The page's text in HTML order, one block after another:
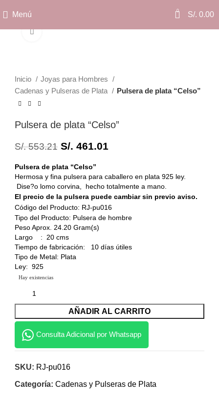
Menú 0 S/. 0.00
Clic para ampliar
Inicio
Joyas para Hombres
Cadenas y Pulseras de Plata
Pulsera de plata “Celso”
Pulsera de plata “Celso”
S/.553.21 S/. 461.01
Pulsera de plata “Celso”
Hermosa y fina pulsera para caballero en plata 925 ley.
Dise?o lomo corvina, hecho totalmente a mano.
El precio de la pulsera puede cambiar sin previo aviso.
Código del Producto: RJ-pu016
Tipo del Producto: Pulsera de hombre
Peso Aprox. 24.20 Gram(s)
Largo : 20 cms
Tiempo de fabricación: 10 días útiles
Tipo de Metal: Plata
Ley: 925
Hay existencias
AÑADIR AL CARRITO
Consulta Adicional por Whatsapp
SKU: RJ-pu016
Categoría: Cadenas y Pulseras de Plata